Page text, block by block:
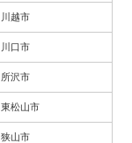
川越市
川口市
所沢市
東松山市
狭山市